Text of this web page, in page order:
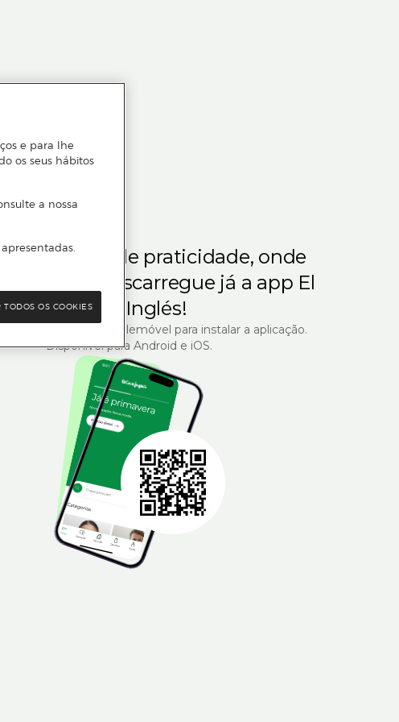
gosta de praticidade, onde
Descarregue já a app El
Corte Inglés!
QR com o seu telemóvel para instalar a aplicação.
Disponível para Android e iOS.
e para lhe
os seus hábitos
a nossa
TODOS OS COOKIES